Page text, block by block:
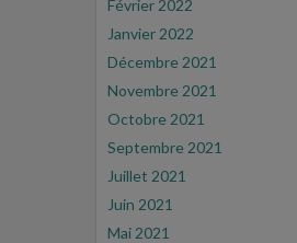
Février 2022
Janvier 2022
Décembre 2021
Novembre 2021
Octobre 2021
Septembre 2021
Juillet 2021
Juin 2021
Mai 2021